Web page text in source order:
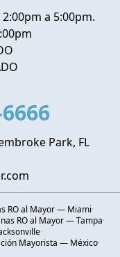
a 5:00pm.
Park, FL
RO al Mayor — Miami·
RO al Mayor — Tampa·
·
Mayorista — México·